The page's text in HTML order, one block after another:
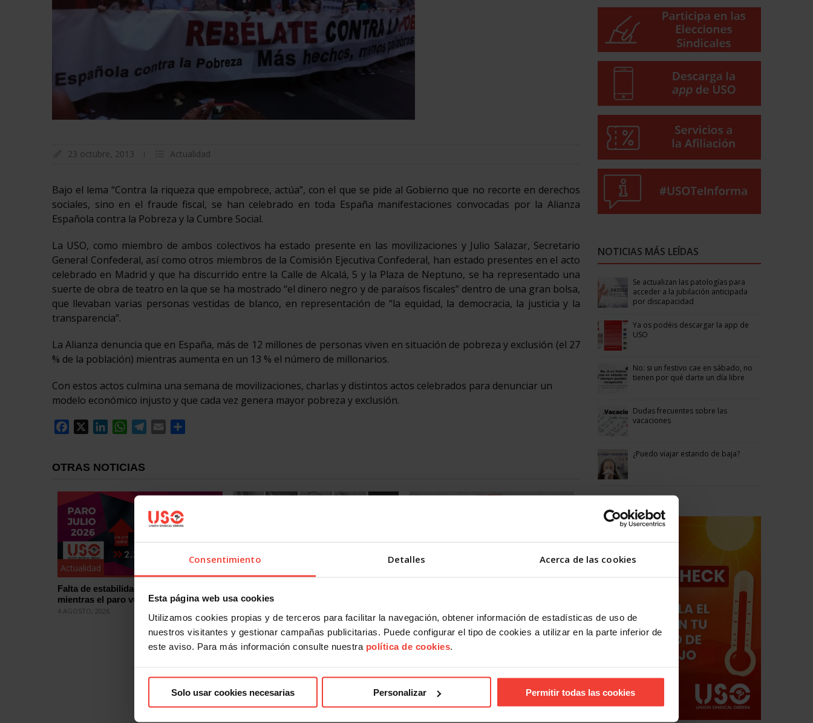
Consentimiento Detalles Acerca de las cookies
Esta página web usa cookies
Utilizamos cookies propias y de terceros para facilitar la navegación, obtener información de estadísticas de uso de
nuestros visitantes y gestionar campañas publicitarias. Puede configurar el tipo de cookies a utilizar en la parte inferior de
este aviso. Para más información consulte nuestra política de cookies.
Solo usar cookies necesarias Personalizar Permitir todas las cookies
23 octubre, 2013 Actualidad
Bajo el lema “Contra la riqueza que empobrece, actúa”, con el que se pide al Gobierno que no recorte en derechos
sociales, sino en el fraude fiscal, se han celebrado en toda España manifestaciones convocadas por la Alianza
Española contra la Pobreza y la Cumbre Social.
La USO, como miembro de ambos colectivos ha estado presente en las movilizaciones y Julio Salazar, Secretario
General Confederal, así como otros miembros de la Comisión Ejecutiva Confederal, han estado presentes en el acto
celebrado en Madrid y que ha discurrido entre la Calle de Alcalá, 5 y la Plaza de Neptuno, se ha representado una
suerte de obra de teatro en la que se ha mostrado “el dinero negro y de paraísos fiscales” dentro de una gran bolsa,
que llevaban varias personas vestidas de blanco, en representación de “la equidad, la democracia, la justicia y la
transparencia”.
La Alianza denuncia que en España, más de 12 millones de personas viven en situación de pobreza y exclusión (el 27
% de la población) mientras aumenta en un 13 % el número de millonarios.
Con estos actos culmina una semana de movilizaciones, charlas y distintos actos celebrados para denunciar un
modelo económico injusto y que cada vez genera mayor pobreza y exclusión.
Facebook
LinkedInWhatsApp
Telegram
Email
OTRAS NOTICIAS
Actualidad
Falta de estabilidad en el empleo
mientras el paro vuelve a subir en julio
4 AGOSTO, 2026
sobre el papel, más precariedad en la
31 JULIO, 2026 28 JULIO, 2026
NOTICIAS MÁS LEÍDAS
Se actualizan las patologías para
acceder a la jubilación anticipada
por discapacidad
Ya os podéis descargar la app de
USO
No: si un festivo cae en sábado, no
tienen por qué darte un día libre
Dudas frecuentes sobre las
vacaciones
¿Puedo viajar estando de baja?